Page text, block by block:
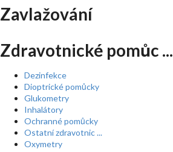
Zavlažování
Zdravotnické pomůc ...
Dezinfekce
Dioptrické pomůcky
Glukometry
Inhalátory
Ochranné pomůcky
Ostatní zdravotnic ...
Oxymetry